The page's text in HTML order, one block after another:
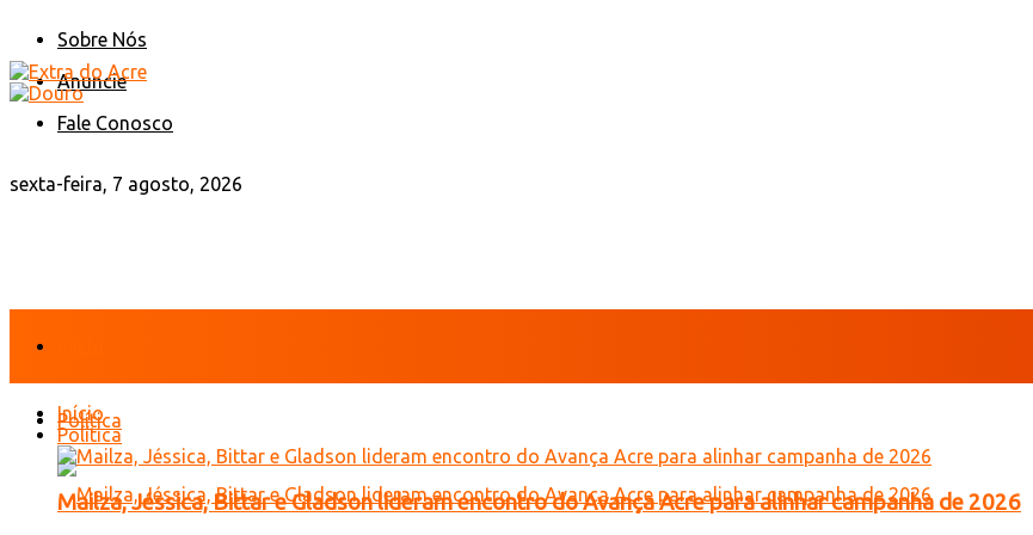
Sobre Nós
Anuncie
Fale Conosco
sexta-feira, 7 agosto, 2026
Política
Início
Política
Mailza, Jéssica, Bittar e Gladson lideram encontro do Avança Acre para alinhar campanha de 2026